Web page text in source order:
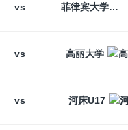
vs 菲律宾大学
vs 高丽大学
vs 河床U17